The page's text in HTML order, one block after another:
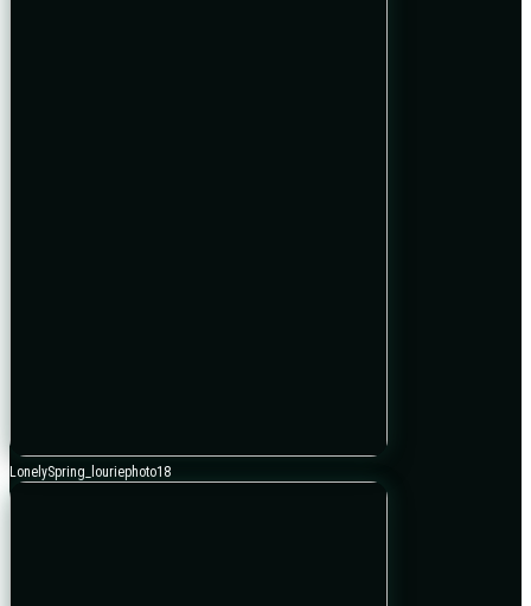
LonelySpring_louriephoto18